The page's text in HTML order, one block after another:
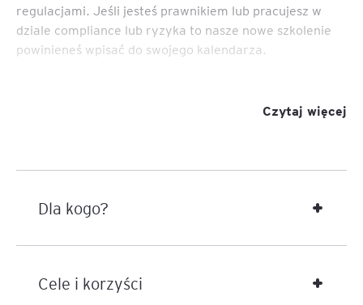
regulacjami. Jeśli jesteś prawnikiem lub pracujesz w
dziale compliance lub ryzyka to nasze nowe szkolenie
powinieneś wpisać do swojego kalendarza.
zrozumieć wymagania i ryzyka prawne oraz najlepsze
technologii.
Czytaj więcej
Dla kogo?
Cele i korzyści